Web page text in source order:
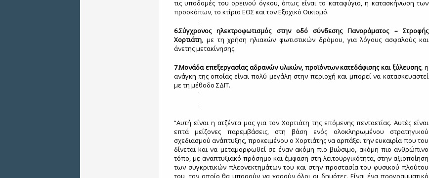
τις υποδομές του ορεινού όγκου, όπως είναι το καταφύγιο, η κατασκήνωση των
προσκόπων, το κτίριο ΕΟΣ και τον Εξοχικό Οικισμό.
6.Σύγχρονος ηλεκτροφωτισμός στην οδό σύνδεσης Πανοράματος – Στροφής
Χορτιάτη, με τη χρήση ηλιακών φωτιστικών δρόμου, για λόγους ασφαλούς και
άνετης μετακίνησης.
7.Μονάδα επεξεργασίας αδρανών υλικών, προϊόντων κατεδάφισης και ξύλευσης, η
ανάγκη της οποίας είναι πολύ μεγάλη στην περιοχή και μπορεί να κατασκευαστεί
με τη μέθοδο ΣΔΙΤ.
“Αυτή είναι η ατζέντα μας για τον Χορτιάτη της επόμενης πενταετίας. Αυτές είναι
επτά μείζονες παρεμβάσεις, στη βάση ενός ολοκληρωμένου στρατηγικού
σχεδιασμού ανάπτυξης, προκειμένου ο Χορτιάτης να αρπάξει την ευκαιρία που του
δίνεται και να μεταμορφωθεί σε έναν ακόμη πιο βιώσιμο, ακόμη πιο ανθρώπινο
τόπο, με αναπτυξιακό πρόσημο και έμφαση στη λειτουργικότητα, στην αξιοποίηση
των συγκριτικών πλεονεκτημάτων του και στην προστασία του φυσικού πλούτου
του, τον οποίο θα μπορούν να χαρούν όλοι οι δημότες. Είναι ένα προγραμματικό